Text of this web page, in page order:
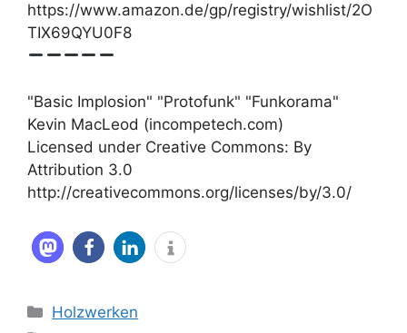
https://www.amazon.de/gp/registry/wishlist/2O
TIX69QYU0F8
"Basic Implosion" "Protofunk" "Funkorama"
Kevin MacLeod (incompetech.com)
Licensed under Creative Commons: By
Attribution 3.0
http://creativecommons.org/licenses/by/3.0/
Kategorien
Holzwerken